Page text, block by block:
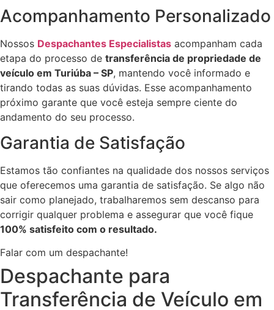
Acompanhamento Personalizado
Nossos Despachantes Especialistas acompanham cada
etapa do processo de transferência de propriedade de
veículo em Turiúba – SP, mantendo você informado e
tirando todas as suas dúvidas. Esse acompanhamento
próximo garante que você esteja sempre ciente do
andamento do seu processo.
Garantia de Satisfação
Estamos tão confiantes na qualidade dos nossos serviços
que oferecemos uma garantia de satisfação. Se algo não
sair como planejado, trabalharemos sem descanso para
corrigir qualquer problema e assegurar que você fique
100% satisfeito com o resultado.
Falar com um despachante!
Despachante para
Transferência de Veículo em